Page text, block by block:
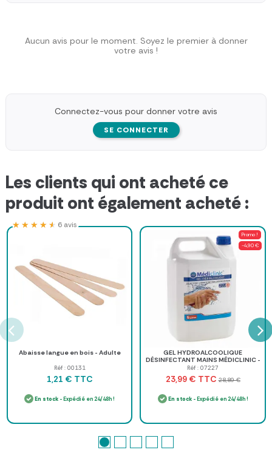
Aucun avis pour le moment. Soyez le premier à donner
votre avis !
Connectez-vous pour donner votre avis
SE CONNECTER
Les clients qui ont acheté ce
produit ont également acheté :
Abaisse langue en bois - Adulte
Réf : 00131
★★★★★
★★★★★ 6 avis
1,21 € TTC
En stock - Expédié en 24/48h !
Promo !
-4,90 €
GEL HYDROALCOOLIQUE
DÉSINFECTANT MAINS MÉDICLINIC -
bidon de 5 l
Réf : 07227
23,99 € TTC 28,89 €
En stock- Expédié en 24/48h !